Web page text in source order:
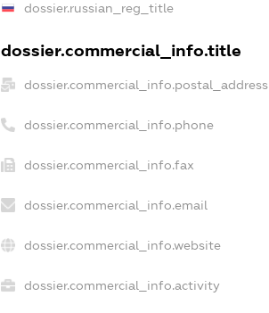
dossier.russian_reg_title
dossier.commercial_info.title
dossier.commercial_info.postal_address
dossier.commercial_info.phone
dossier.commercial_info.fax
dossier.commercial_info.email
dossier.commercial_info.website
dossier.commercial_info.activity